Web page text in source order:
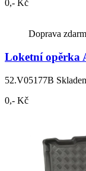
0,- Kč
Doprava
Loketní opěrka
52.V05177B
0,- Kč